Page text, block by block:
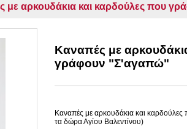
με αρκουδάκια και καρδούλες που
Καναπές με
γράφουν "Σ'αγαπώ"
Καναπές με αρκουδάκια και
τα δώρα Αγίου Βαλεντίνου)